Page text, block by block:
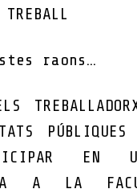
raons…
PÚBLIQUES
EN
A LA